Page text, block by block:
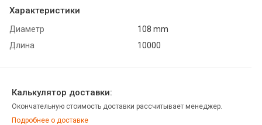
Характеристики
Диаметр
108 mm
Длина
10000
Калькулятор доставки:
Окончательную стоимость доставки рассчитывает менеджер.
Подробнее о доставке